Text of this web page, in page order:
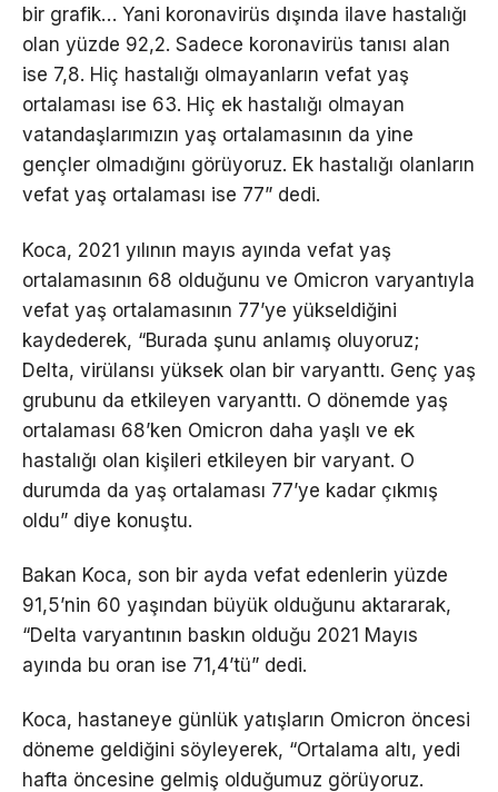
bir grafik… Yani koronavirüs dışında ilave hastalığı
olan yüzde 92,2. Sadece koronavirüs tanısı alan
ise 7,8. Hiç hastalığı olmayanların vefat yaş
ortalaması ise 63. Hiç ek hastalığı olmayan
vatandaşlarımızın yaş ortalamasının da yine
gençler olmadığını görüyoruz. Ek hastalığı olanların
vefat yaş ortalaması ise 77” dedi.
Koca, 2021 yılının mayıs ayında vefat yaş
ortalamasının 68 olduğunu ve Omicron varyantıyla
vefat yaş ortalamasının 77’ye yükseldiğini
kaydederek, “Burada şunu anlamış oluyoruz;
Delta, virülansı yüksek olan bir varyanttı. Genç yaş
grubunu da etkileyen varyanttı. O dönemde yaş
ortalaması 68’ken Omicron daha yaşlı ve ek
hastalığı olan kişileri etkileyen bir varyant. O
durumda da yaş ortalaması 77’ye kadar çıkmış
oldu” diye konuştu.
Bakan Koca, son bir ayda vefat edenlerin yüzde
91,5’nin 60 yaşından büyük olduğunu aktararak,
“Delta varyantının baskın olduğu 2021 Mayıs
ayında bu oran ise 71,4’tü” dedi.
Koca, hastaneye günlük yatışların Omicron öncesi
döneme geldiğini söyleyerek, “Ortalama altı, yedi
hafta öncesine gelmiş olduğumuz görüyoruz.